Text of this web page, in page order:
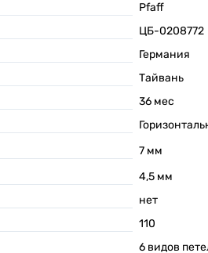
Pfaff
ЦБ-0208772
Германия
Тайвань
36 мес
7 мм
4,5 мм
нет
110
6 видов